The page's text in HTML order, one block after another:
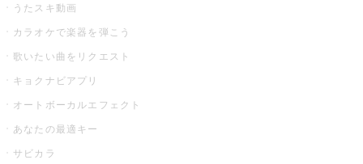
うたスキ動画
カラオケで楽器を弾こう
歌いたい曲をリクエスト
キョクナビアプリ
オートボーカルエフェクト
あなたの最適キー
サビカラ